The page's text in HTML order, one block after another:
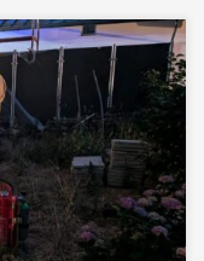
Stockwerk“ in den
in einer Küche
Löschversuche
Die
unter schwerem